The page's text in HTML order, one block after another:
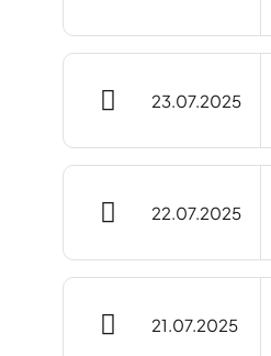
23.07.2025
22.07.2025
21.07.2025